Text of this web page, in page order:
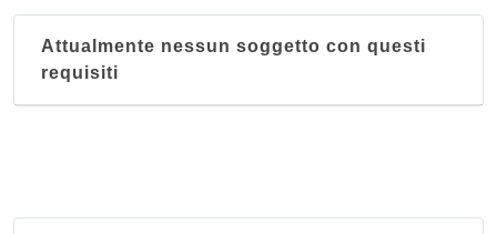
Attualmente nessun soggetto con questi
requisiti